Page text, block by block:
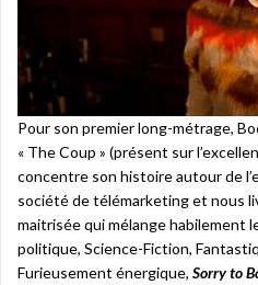
Pour son premier long-métrage,
« The Coup » (présent sur
concentre son histoire autour de
société de télémarketing et nous
maitrisée qui mélange habilement
politique, Science-Fiction,
Furieusement énergique, Sorry to